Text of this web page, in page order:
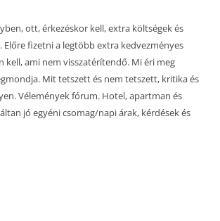
ott, érkezéskor kell, extra költségek és
fizetni a legtöbb extra kedvezményes
kell, ami nem visszatérítendő. Mi éri meg
Mit tetszett és nem tetszett, kritika és
Vélemények fórum. Hotel, apartman és
jó egyéni csomag/napi árak, kérdések és